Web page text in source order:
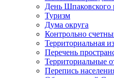
День Шпаковского
Туризм
Дума округа
Контрольно
Территориальная
Перечень
Территориальные
Перепись